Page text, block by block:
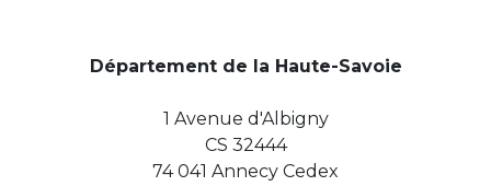
Département de la Haute-Savoie
1 Avenue d'Albigny
CS 32444
74 041 Annecy Cedex